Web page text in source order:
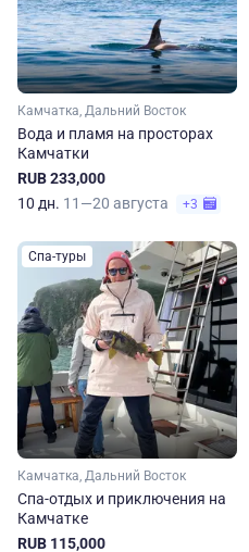
Камчатка, Дальний Восток
Вода и пламя на просторах
Камчатки
RUB 233,000
10 дн. 11—20 августа +3
Спа-туры
Камчатка, Дальний Восток
Спа-отдых и приключения на
Камчатке
RUB 115,000